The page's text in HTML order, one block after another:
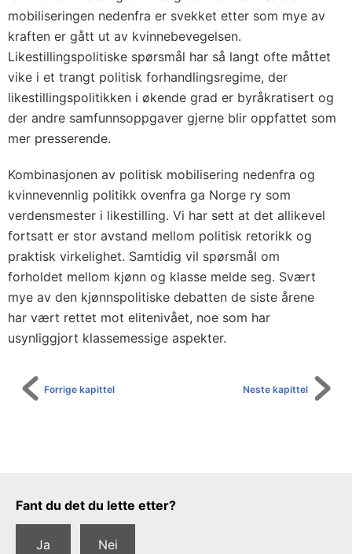
mobiliseringen nedenfra er svekket etter som mye av
kraften er gått ut av kvinnebevegelsen.
Likestillingspolitiske spørsmål har så langt ofte måttet
vike i et trangt politisk forhandlingsregime, der
likestillingspolitikken i økende grad er byråkratisert og
der andre samfunnsoppgaver gjerne blir oppfattet som
mer presserende.
Kombinasjonen av politisk mobilisering nedenfra og
kvinnevennlig politikk ovenfra ga Norge ry som
verdensmester i likestilling. Vi har sett at det allikevel
fortsatt er stor avstand mellom politisk retorikk og
praktisk virkelighet. Samtidig vil spørsmål om
forholdet mellom kjønn og klasse melde seg. Svært
mye av den kjønnspolitiske debatten de siste årene
har vært rettet mot elitenivået, noe som har
usynliggjort klassemessige aspekter.
Neste kapittel
Forrige kapittel
Tilbakemeldingsskjema
Fant du det du lette etter?
Ja Nei